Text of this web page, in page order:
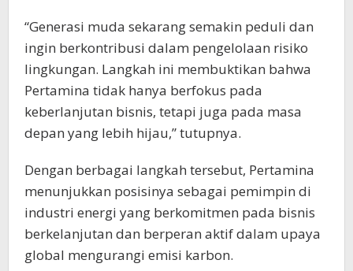
“Generasi muda sekarang semakin peduli dan
ingin berkontribusi dalam pengelolaan risiko
lingkungan. Langkah ini membuktikan bahwa
Pertamina tidak hanya berfokus pada
keberlanjutan bisnis, tetapi juga pada masa
depan yang lebih hijau,” tutupnya.
Dengan berbagai langkah tersebut, Pertamina
menunjukkan posisinya sebagai pemimpin di
industri energi yang berkomitmen pada bisnis
berkelanjutan dan berperan aktif dalam upaya
global mengurangi emisi karbon.